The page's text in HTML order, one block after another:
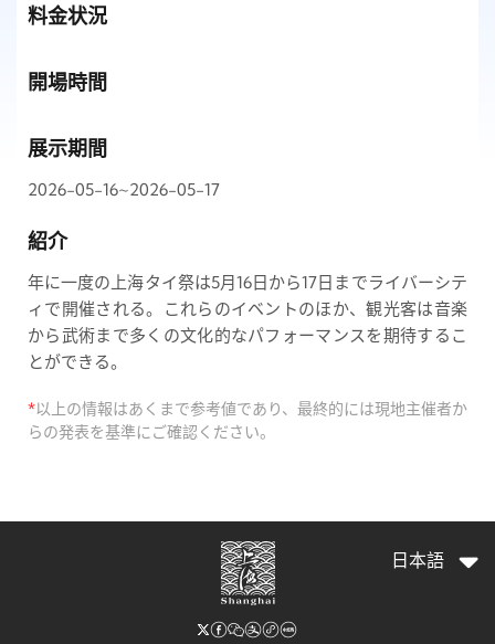
料金状況
開場時間
展示期間
2026-05-16~2026-05-17
紹介
年に一度の上海タイ祭は5月16日から17日までライバーシテ
ィで開催される。これらのイベントのほか、観光客は音楽
から武術まで多くの文化的なパフォーマンスを期待するこ
とができる。
*以上の情報はあくまで参考値であり、最終的には現地主催者か
らの発表を基準にご確認ください。
日本語